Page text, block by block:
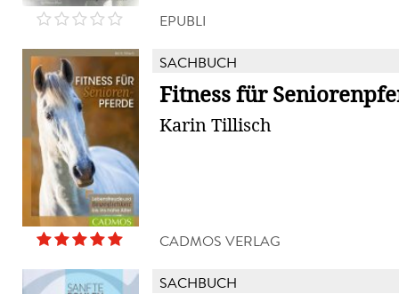
EPUBLI
SACHBUCH
Fitness für
Karin Tillisch
CADMOS VERLAG
SACHBUCH